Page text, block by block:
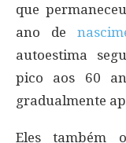
que
ano de
autoestima
pico aos 60
gradualmente
Eles também